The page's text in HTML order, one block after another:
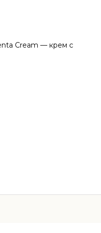
Cream — крем с